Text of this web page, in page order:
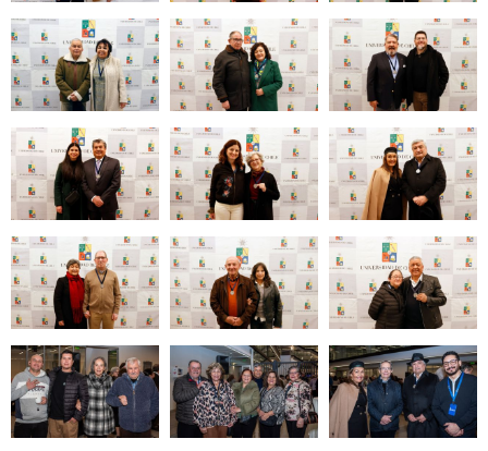
Zoom Zoom Zoom
Zoom Zoom Zoom
Zoom Zoom Zoom
Zoom Zoom Zoom